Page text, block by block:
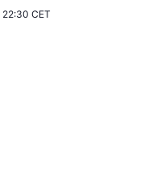
22:30 CET